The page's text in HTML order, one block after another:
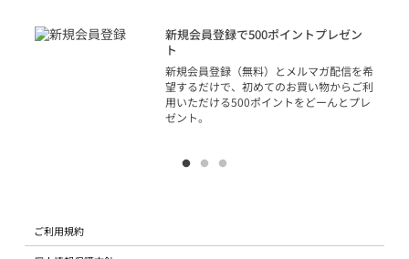
新規会員登録で500ポイントプレゼン
ト
新規会員登録（無料）とメルマガ配信を希
望するだけで、初めてのお買い物からご利
用いただける500ポイントをどーんとプレ
ゼント。
ご利用規約